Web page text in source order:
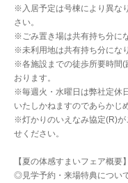
※入居予定は号棟により異な
さい。
※ごみ置き場は共有持ち分に
※未利用地は共有持ち分にな
※各施設までの徒歩所要時間(
おります。
※毎週火・水曜日は弊社定休
いたしかねますのであらかじ
※灯かりのいえなみ協定(R)が
せください。
【夏の体感すまいフェア概要】
◎見学予約・来場特典につい